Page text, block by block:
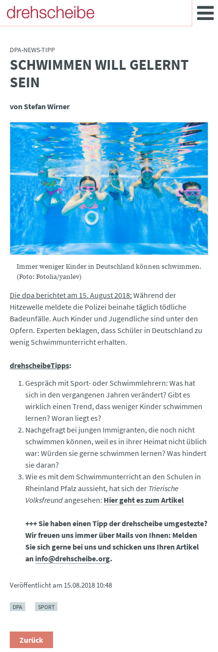
DPA-NEWS-TIPP
:SCHWIMMEN WILL GELERNT
SEIN
von Stefan Wirner
Immer weniger Kinder in Deutschland können schwimmen.
(Foto: Fotolia/yanlev)
Die dpa berichtet am 15. August 2018: Während der
Hitzewelle meldete die Polizei beinahe täglich tödliche
Badeunfälle. Auch Kinder und Jugendliche sind unter den
Opfern. Experten beklagen, dass Schüler in Deutschland zu
wenig Schwimmunterricht erhalten.
drehscheibeTipps:
Gespräch mit Sport- oder Schwimmlehrern: Was hat
sich in den vergangenen Jahren verändert? Gibt es
wirklich einen Trend, dass weniger Kinder schwimmen
lernen? Woran liegt es?
Nachgefragt bei jungen Immigranten, die noch nicht
schwimmen können, weil es in ihrer Heimat nicht üblich
war: Würden sie gerne schwimmen lernen? Was hindert
sie daran?
Wie es mit dem Schwimmunterricht an den Schulen in
Rheinland Pfalz aussieht, hat sich der Trierische
Volksfreund angesehen: Hier geht es zum Artikel
+++ Sie haben einen Tipp der drehscheibe umgestezte?
Wir freuen uns immer über Mails von Ihnen: Melden
Sie sich gerne bei uns und schicken uns Ihren Artikel
an info@drehscheibe.org.
Veröffentlicht am 15.08.2018 10:48
DPA SPORT
Zurück